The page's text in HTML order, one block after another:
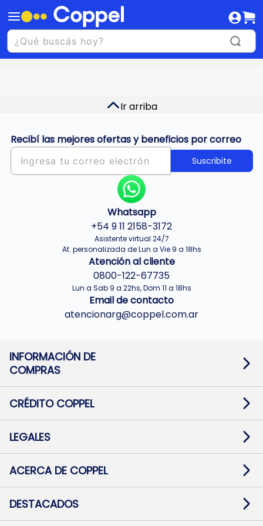
Ir arriba
Recibí las mejores ofertas y beneficios por correo
Suscribite
Whatsapp
+54 9 11 2158-3172
Asistente virtual 24/7
At. personalizada de Lun a Vie 9 a 18hs
Atención al cliente
0800-122-67735
Lun a Sab 9 a 22hs, Dom 11 a 18hs
Email de contacto
atencionarg@coppel.com.ar
INFORMACIÓN DE
COMPRAS
Términos y condiciones
Botón de arrepentimiento
Mapa de sitio
CRÉDITO COPPEL
Solicitar Crédito
Medios de Pago
Pago Fácil Online
LEGALES
Baja contratos
Defensa al consumidor CABA
ACERCA DE COPPEL
Trabajá con Nosotros
Preguntas Frecuentes
DESTACADOS